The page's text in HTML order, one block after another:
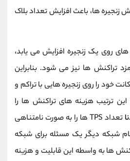
زنجیره ها، باعث افزایش تعداد بلاک
روی یک زنجیره افزایش می یابد،
تراکنش ها نیز می شود. بنابراین
خود را روی زنجیره هایی با تراکم و
ترتیب هزینه های تراکنش ها را
تعداد TPS ها را به صورت نامتناهی
شبکه دیگر یک مسئله برای شبکه
ها به واسطه این قابلیت و هزینه